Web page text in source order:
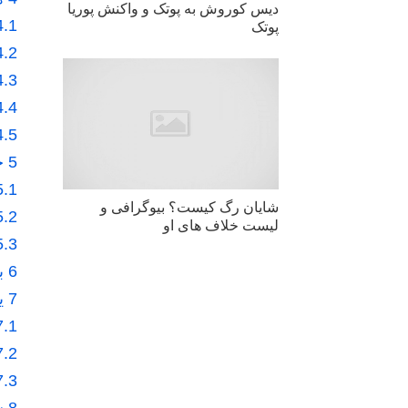
5
6
7
دیس کوروش به پوتک و واکنش پوریا
پوتک
شایان رگ کیست؟ بیوگرافی و
لیست خلاف های او